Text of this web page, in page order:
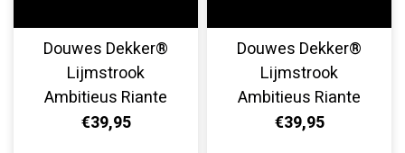
Douwes Dekker®
Lijmstrook
Ambitieus Riante
Plank Ultra Mat
€39,95
Douwes Dekker®
Lijmstrook
Ambitieus Riante
Plank Ultra Mat
€39,95